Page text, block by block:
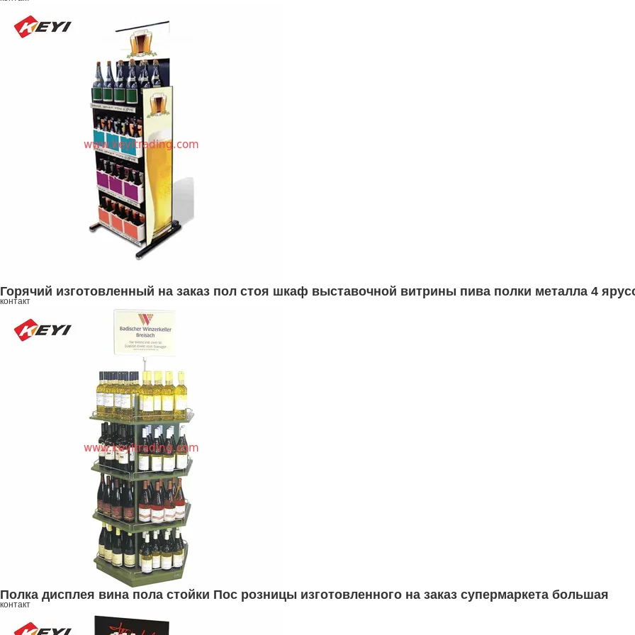
Горячий изготовленный на заказ пол стоя шкаф выставочной витрины пива полки металла 4
контакт
Полка дисплея вина пола стойки Пос розницы изготовленного на заказ супермаркета большая
контакт